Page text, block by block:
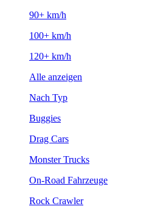
90+ km/h
100+ km/h
120+ km/h
Alle anzeigen
Nach Typ
Buggies
Drag Cars
Monster Trucks
On-Road Fahrzeuge
Rock Crawler